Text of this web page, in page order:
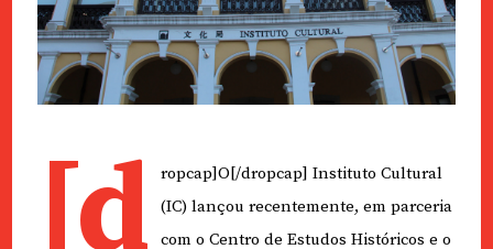
[d
ropcap]O[/dropcap] Instituto Cultural
(IC) lançou recentemente, em parceria
com o Centro de Estudos Históricos e o